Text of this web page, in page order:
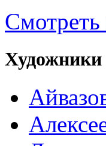
Смотреть
Художники